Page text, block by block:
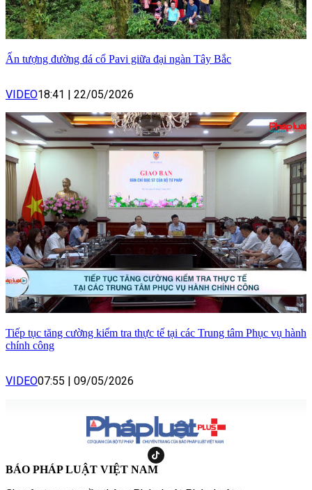
Ấn tượng đường đá cổ Pavi giữa đại ngàn Tây Bắc
VIDEO18:41 | 22/05/2026
Tiếp tục tăng cường kiểm tra thực tế tại các Trung tâm Phục vụ hành
chính công
VIDEO07:55 | 09/05/2026
BÁO PHÁP LUẬT VIỆT NAM